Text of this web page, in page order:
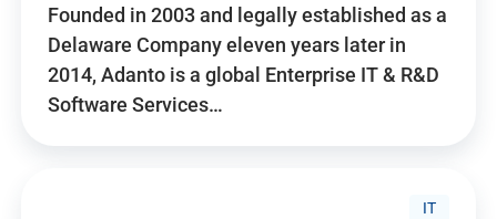
Founded in 2003 and legally established as a
Delaware Company eleven years later in
2014, Adanto is a global Enterprise IT & R&D
Software Services…
IT